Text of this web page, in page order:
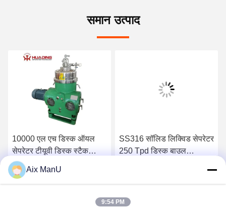
समान उत्पाद
10000 एल एच डिस्क ऑयल
सेपरेटर टीयूवी डिस्क स्टैक
सेंट्रीफ्यूज
सबसे अच्छी कीमत पाएं
SS316 सॉलिड लिक्विड सेपरेटर
250 Tpd डिस्क बाउल
सबसे अच्छी कीमत पाएं
Aix ManU
9:54 PM